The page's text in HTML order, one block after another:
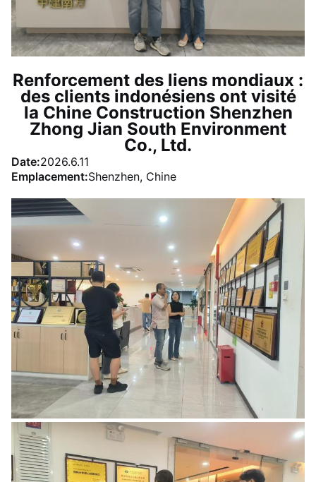
Renforcement des liens mondiaux :
des clients indonésiens ont visité
la Chine Construction Shenzhen
Zhong Jian South Environment
Co., Ltd.
Date:2026.6.11
Emplacement:Shenzhen, Chine